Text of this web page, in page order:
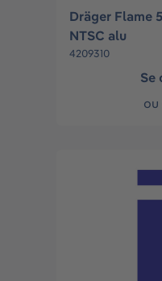
Dräger Flame
NTSC alu
4209310
Se
ou